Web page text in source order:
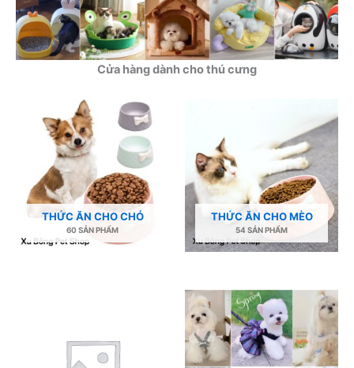
Cửa hàng dành cho thú cưng
THỨC ĂN CHO CHÓ
60 SẢN PHẨM
THỨC ĂN CHO MÈO
54 SẢN PHẨM